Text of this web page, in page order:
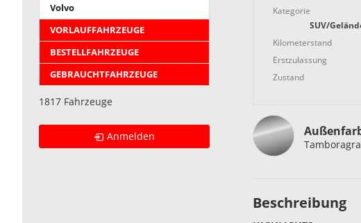
Kategorie
SUV/
Kilometerstand
Erstzulassung
Zustand
Beschreibung
Volvo
VORLAUFFAHRZEUGE
BESTELLFAHRZEUGE
GEBRAUCHTFAHRZEUGE
1817 Fahrzeuge
Anmelden